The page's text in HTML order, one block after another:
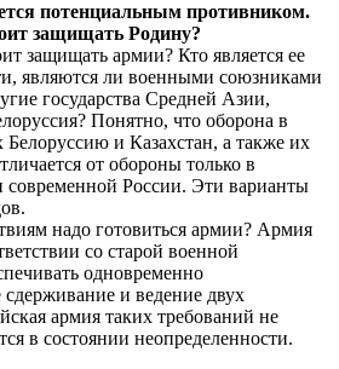
потенциальным противником.
защищать Родину?
защищать армии? Кто является ее
являются ли военными союзниками
государства Средней Азии,
Понятно, что оборона в
и Казахстан, а также их
от обороны только в
современной России. Эти варианты
надо готовиться армии? Армия
со старой военной
одновременно
сдерживание и ведение двух
армия таких требований не
в состоянии неопределенности.